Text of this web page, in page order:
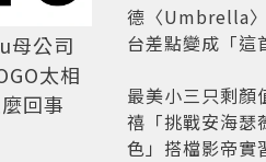
母公司
太相
回事
德〈Umbrella
台差點變成「這
開
最美小三只剩顏
禧「挑戰安海瑟
色」搭檔影帝實